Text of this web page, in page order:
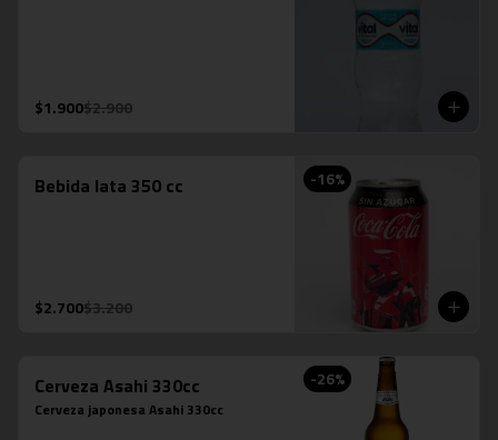
$1.900$2.900
-16%
Bebida lata 350 cc
$2.700$3.200
-26%
Cerveza Asahi 330cc
Cerveza japonesa Asahi 330cc